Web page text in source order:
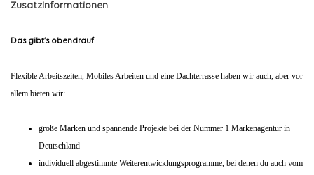
Zusatzinformationen
Das gibt’s obendrauf
Flexible Arbeitszeiten, Mobiles Arbeiten und eine Dachterrasse haben wir auch, aber vor
allem bieten wir:
große Marken und spannende Projekte bei der Nummer 1 Markenagentur in
Deutschland
individuell abgestimmte Weiterentwicklungsprogramme, bei denen du auch vom